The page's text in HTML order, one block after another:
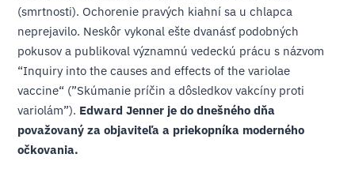
(smrtnosti). Ochorenie pravých kiahní sa u chlapca
neprejavilo. Neskôr vykonal ešte dvanásť podobných
pokusov a publikoval významnú vedeckú prácu s názvom
“Inquiry into the causes and effects of the variolae
vaccine“ (”Skúmanie príčin a dôsledkov vakcíny proti
variolám”). Edward Jenner je do dnešného dňa
považovaný za objaviteľa a priekopníka moderného
očkovania.